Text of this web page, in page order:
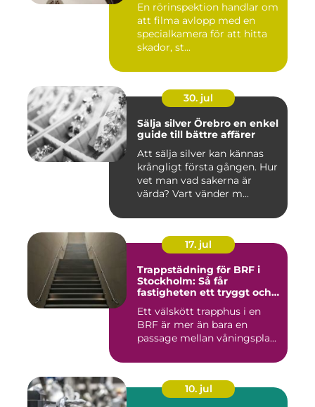
En rörinspektion handlar om
att filma avlopp med en
specialkamera för att hitta
skador, st...
30. jul
Sälja silver Örebro en enkel
guide till bättre affärer
Att sälja silver kan kännas
krångligt första gången. Hur
vet man vad sakerna är
värda? Vart vänder m...
17. jul
Trappstädning för BRF i
Stockholm: Så får
fastigheten ett tryggt och
Ett välskött trapphus i en
BRF är mer än bara en
passage mellan våningspla...
10. jul